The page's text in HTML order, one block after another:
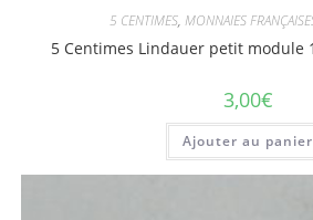
5 CENTIMES, MONNAIES
5 Centimes Lindauer petit module
3,00€
Ajouter au panier